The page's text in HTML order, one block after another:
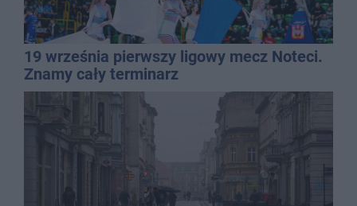
19 września pierwszy ligowy mecz Noteci.
Znamy cały terminarz